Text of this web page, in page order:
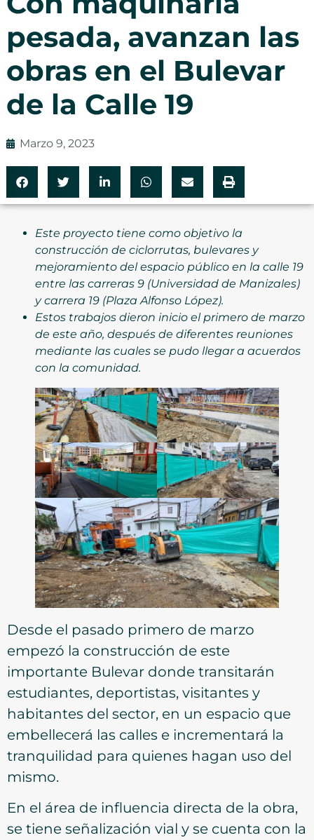
pesada, avanzan las
obras en el Bulevar
de la Calle 19
Marzo 9, 2023
Este proyecto tiene como objetivo la
construcción de ciclorrutas, bulevares y
mejoramiento del espacio público en la calle 19
entre las carreras 9 (Universidad de Manizales)
y carrera 19 (Plaza Alfonso López).
Estos trabajos dieron inicio el primero de marzo
de este año, después de diferentes reuniones
mediante las cuales se pudo llegar a acuerdos
con la comunidad.
Desde el pasado primero de marzo
empezó la construcción de este
importante Bulevar donde transitarán
estudiantes, deportistas, visitantes y
habitantes del sector, en un espacio que
embellecerá las calles e incrementará la
tranquilidad para quienes hagan uso del
mismo.
En el área de influencia directa de la obra,
se tiene señalización vial y se cuenta con la